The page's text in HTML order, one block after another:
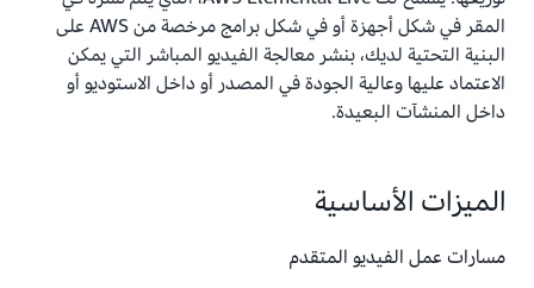
المقر في شكل أجهزة أو في شكل برامج مرخصة من AWS على
البنية التحتية لديك، بنشر معالجة الفيديو المباشر التي يمكن
الاعتماد عليها وعالية الجودة في المصدر أو داخل الاستوديو أو
داخل المنشآت البعيدة.
الميزات الأساسية
مسارات عمل الفيديو المتقدم